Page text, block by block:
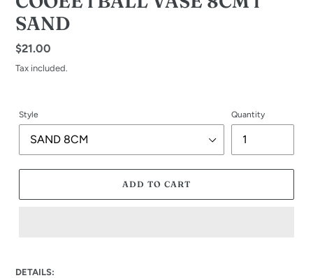
SAND
Regular
price
$21.00
Tax included.
Style Quantity
ADD TO CART
DETAILS: